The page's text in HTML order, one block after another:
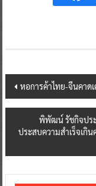
Post
navigation
หอการค้าไทย-จีนคาด
พิพัฒน์ รัชกิจประ
ประสบความสำเร็จเกิ